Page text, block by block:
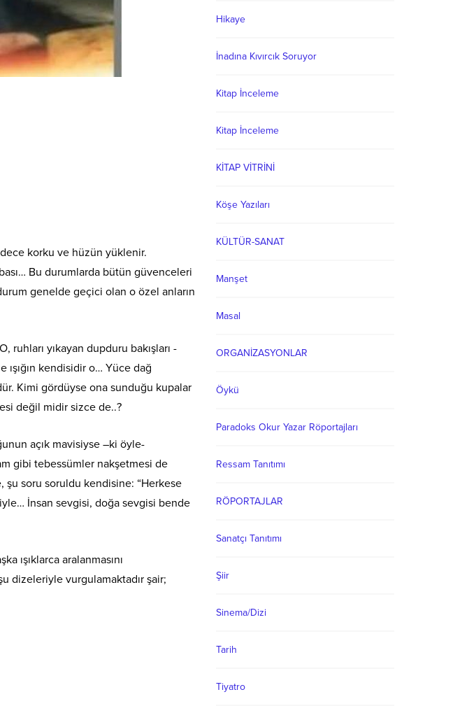
korku ve hüzün yüklenir.
Bu durumlarda bütün güvenceleri
genelde geçici olan o özel anların
ruhları yıkayan dupduru bakışları -
ışığın kendisidir o… Yüce dağ
Kimi gördüyse ona sunduğu kupalar
değil midir sizce de..?
açık mavisiyse –ki öyle-
gibi tebessümler nakşetmesi de
soru soruldu kendisine: “Herkese
İnsan sevgisi, doğa sevgisi bende
ışıklarca aralanmasını
dizeleriyle vurgulamaktadır şair;
Hikaye
İnadına Kıvırcık Soruyor
Kitap İnceleme
Kitap İnceleme
KİTAP VİTRİNİ
Köşe Yazıları
KÜLTÜR-SANAT
Manşet
Masal
ORGANİZASYONLAR
Öykü
Paradoks Okur Yazar Röportajları
Ressam Tanıtımı
RÖPORTAJLAR
Sanatçı Tanıtımı
Şiir
Sinema/Dizi
Tarih
Tiyatro